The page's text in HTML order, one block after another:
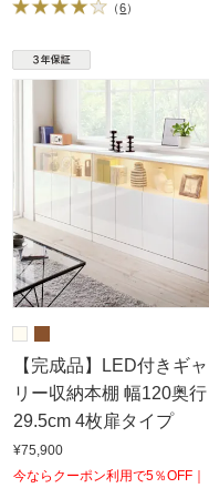
（6）
【完成品】LED付きギ
リー収納本棚 幅120奥行
29.5cm 4枚扉タイプ
¥75,900
今ならクーポン利用で5％OFF｜